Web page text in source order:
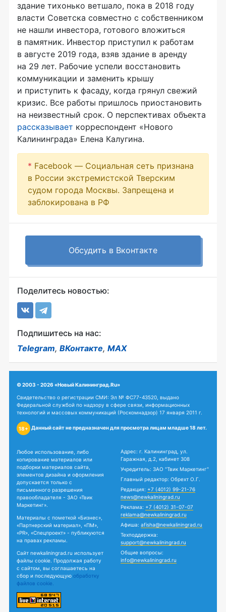
здание тихонько ветшало, пока в 2018 году
власти Советска совместно с собственником
не нашли инвестора, готового вложиться
в памятник. Инвестор приступил к работам
в августе 2019 года, взяв здание в аренду
на 29 лет. Рабочие успели восстановить
коммуникации и заменить крышу
и приступить к фасаду, когда грянул свежий
кризис. Все работы пришлось приостановить
на неизвестный срок. О перспективах объекта
рассказывает корреспондент «Нового
Калининграда» Елена Калугина.
* Facebook — Социальная сеть признана
в России экстремистской Тверским
судом города Москвы. Запрещена и
заблокирована в РФ
Обсудить в Вконтакте
Поделитесь новостью:
Подпишитесь на нас:
Telegram, ВКонтакте, MAX
© 2003 - 2026 «Новый Калининград.Ru»
Свидетельство о регистрации СМИ: Эл № ФС77-43520, выдано
Федеральной службой по надзору в сфере связи, информационных
технологий и массовых коммуникаций (Роскомнадзор) 17 января 2011 г.
18+ Данный сайт не предназначен для просмотра лицам младше 18 лет.
Любое использование, либо
копирование материалов или
подборки материалов сайта,
элементов дизайна и оформления
допускается только с
письменного разрешения
правообладателя - ЗАО «Твик
Маркетинг».
Материалы с пометкой «Бизнес»,
«Партнерский материал», «ПМ»,
«PR», «Спецпроект» - публикуются
на правах рекламы.
Сайт newkaliningrad.ru использует
файлы cookie. Продолжая работу
с сайтом, вы соглашаетесь на
сбор и последующую обработку
файлов cookie.
Адрес: г. Калининград, ул.
Гаражная, д.2, кабинет 308
Учредитель: ЗАО "Твик Маркетинг"
Главный редактор: Обрехт О.Г.
Редакция: +7 (4012) 99-21-76
news@newkaliningrad.ru
Реклама: +7 (4012) 31-07-07
reklama@newkaliningrad.ru
Афиша: afisha@newkaliningrad.ru
Техподдержка:
support@newkaliningrad.ru
Общие вопросы:
info@newkaliningrad.ru